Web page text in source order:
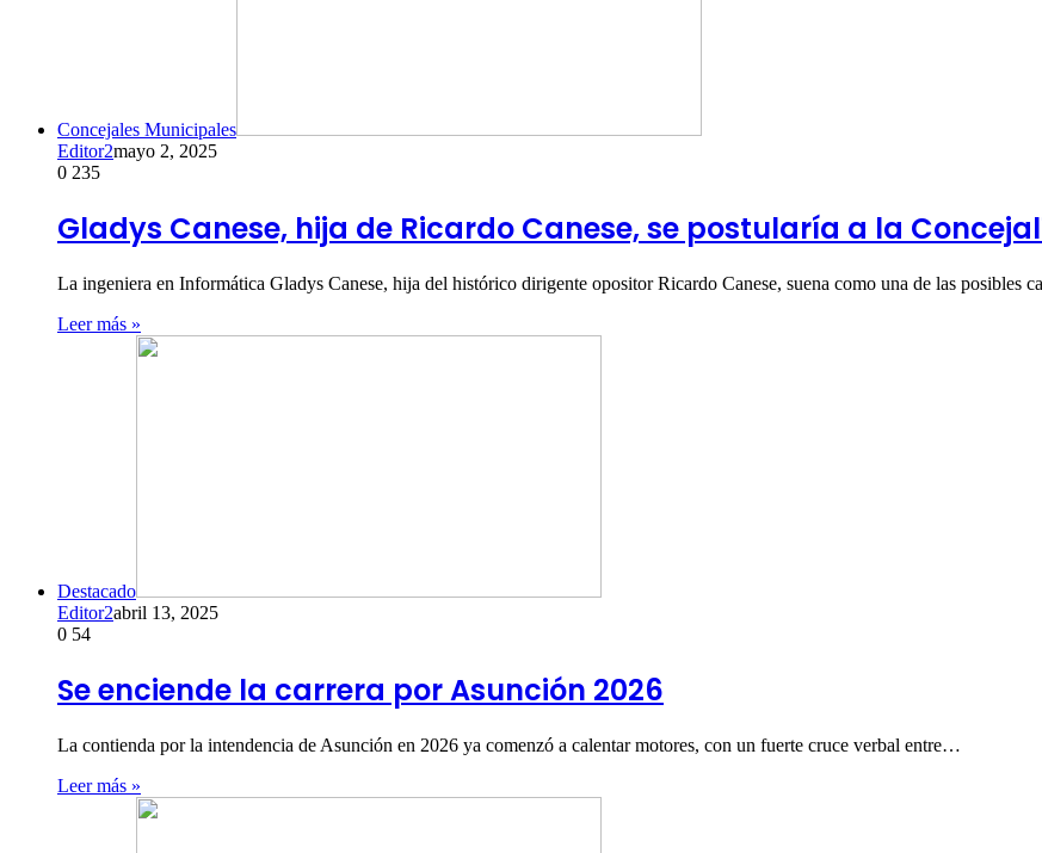
Concejales Municipales
Editor2mayo 2, 2025
0 235
Gladys Canese, hija de Ricardo Canese, se postularía a la
La ingeniera en Informática Gladys Canese, hija del histórico dirigente opositor Ricardo Canese, suena como una de las posibles
Leer más »
Destacado
Editor2abril 13, 2025
0 54
Se enciende la carrera por Asunción 2026
La contienda por la intendencia de Asunción en 2026 ya comenzó a calentar motores, con un fuerte cruce verbal entre…
Leer más »